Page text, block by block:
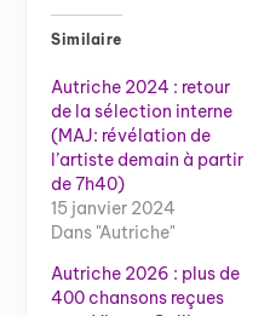
Similaire
Autriche 2024 : retour
de la sélection interne
(MAJ: révélation de
l’artiste demain à partir
de 7h40)
15 janvier 2024
Dans "Autriche"
Autriche 2026 : plus de
400 chansons reçues